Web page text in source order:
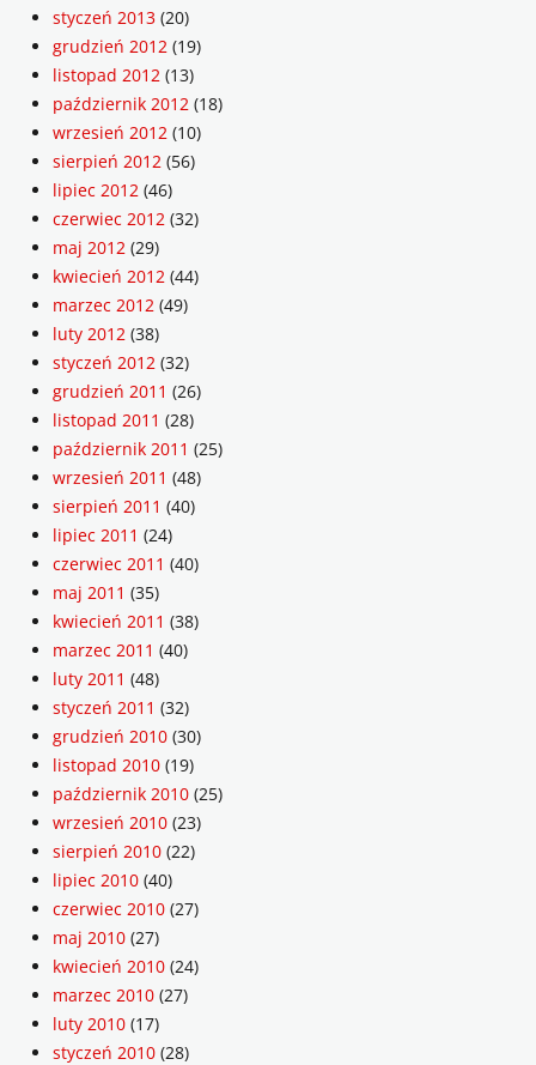
styczeń 2013 (20)
grudzień 2012 (19)
listopad 2012 (13)
październik 2012 (18)
wrzesień 2012 (10)
sierpień 2012 (56)
lipiec 2012 (46)
czerwiec 2012 (32)
maj 2012 (29)
kwiecień 2012 (44)
marzec 2012 (49)
luty 2012 (38)
styczeń 2012 (32)
grudzień 2011 (26)
listopad 2011 (28)
październik 2011 (25)
wrzesień 2011 (48)
sierpień 2011 (40)
lipiec 2011 (24)
czerwiec 2011 (40)
maj 2011 (35)
kwiecień 2011 (38)
marzec 2011 (40)
luty 2011 (48)
styczeń 2011 (32)
grudzień 2010 (30)
listopad 2010 (19)
październik 2010 (25)
wrzesień 2010 (23)
sierpień 2010 (22)
lipiec 2010 (40)
czerwiec 2010 (27)
maj 2010 (27)
kwiecień 2010 (24)
marzec 2010 (27)
luty 2010 (17)
styczeń 2010 (28)